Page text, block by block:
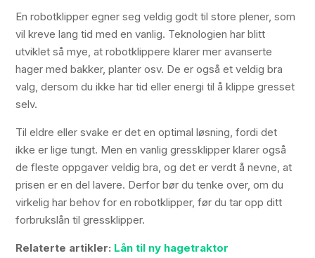
En robotklipper egner seg veldig godt til store plener, som
vil kreve lang tid med en vanlig. Teknologien har blitt
utviklet så mye, at robotklippere klarer mer avanserte
hager med bakker, planter osv. De er også et veldig bra
valg, dersom du ikke har tid eller energi til å klippe gresset
selv.
Til eldre eller svake er det en optimal løsning, fordi det
ikke er lige tungt. Men en vanlig gressklipper klarer også
de fleste oppgaver veldig bra, og det er verdt å nevne, at
prisen er en del lavere. Derfor bør du tenke over, om du
virkelig har behov for en robotklipper, før du tar opp ditt
forbrukslån til gressklipper.
Relaterte artikler: Lån til ny hagetraktor